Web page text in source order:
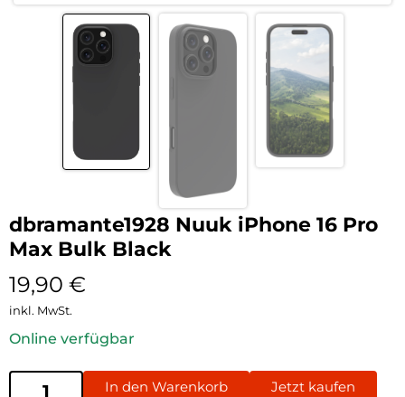
dbramante1928 Nuuk iPhone 16 Pro
Max Bulk Black
19,90 €
inkl. MwSt.
Online verfügbar
In den Warenkorb Jetzt kaufen